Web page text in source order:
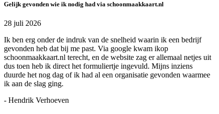
Gelijk gevonden wie ik nodig had via schoonmaakkaart.nl
28 juli 2026
Ik ben erg onder de indruk van de snelheid waarin ik een bedrijf
gevonden heb dat bij me past. Via google kwam ikop
schoonmaakkaart.nl terecht, en de website zag er allemaal netjes uit
dus toen heb ik direct het formuliertje ingevuld. Mijns inziens
duurde het nog dag of ik had al een organisatie gevonden waarmee
ik aan de slag ging.
- Hendrik Verhoeven